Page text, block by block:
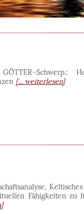
[... weiterlesen]
Fähigkeiten